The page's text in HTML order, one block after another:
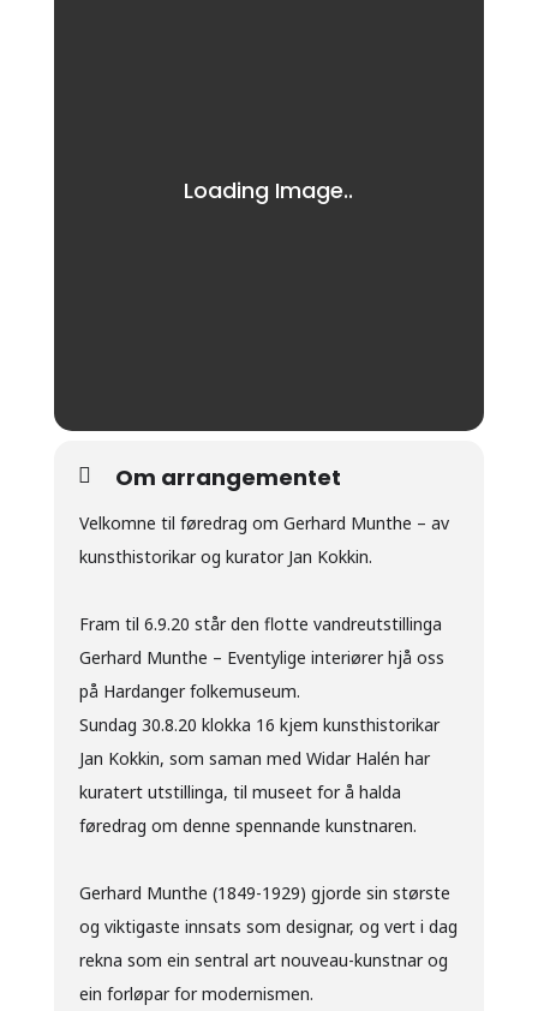
Om arrangementet
Velkomne til føredrag om Gerhard Munthe – av
kunsthistorikar og kurator Jan Kokkin.
Fram til 6.9.20 står den flotte vandreutstillinga
Gerhard Munthe – Eventylige interiører hjå oss
på Hardanger folkemuseum.
Sundag 30.8.20 klokka 16 kjem kunsthistorikar
Jan Kokkin, som saman med Widar Halén har
kuratert utstillinga, til museet for å halda
føredrag om denne spennande kunstnaren.
Gerhard Munthe (1849-1929) gjorde sin største
og viktigaste innsats som designar, og vert i dag
rekna som ein sentral art nouveau-kunstnar og
ein forløpar for modernismen.